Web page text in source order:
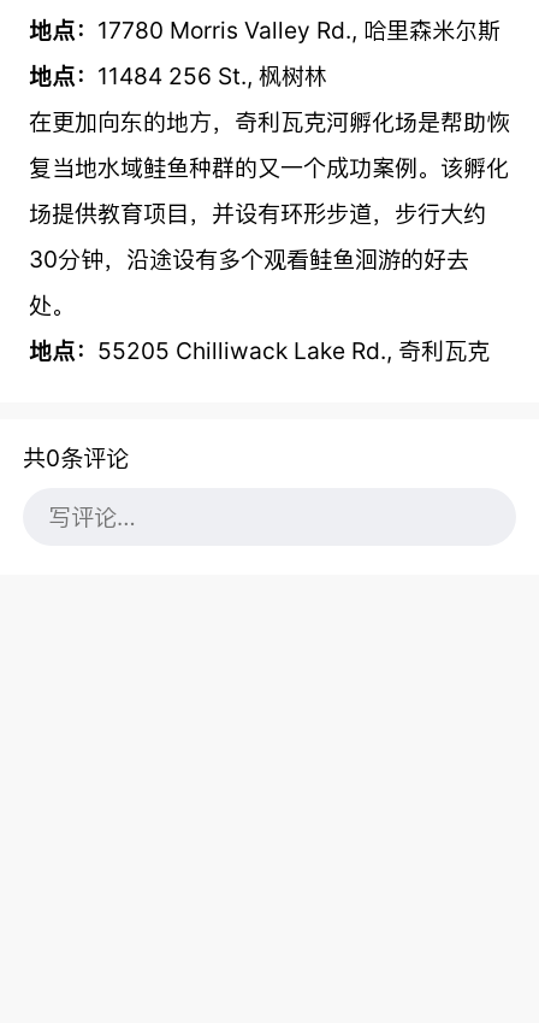
地点： 17780 Morris Valley Rd., 哈里森米尔斯
地点： 11484 256 St., 枫树林
在更加向东的地方，奇利瓦克河孵化场是帮助恢
复当地水域鲑鱼种群的又一个成功案例。该孵化
场提供教育项目，并设有环形步道，步行大约
30分钟，沿途设有多个观看鲑鱼洄游的好去
处。
地点： 55205 Chilliwack Lake Rd., 奇利瓦克
共0条评论